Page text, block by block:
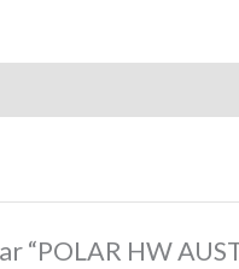
“POLAR HW